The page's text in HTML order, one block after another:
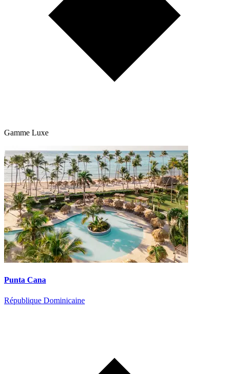
Gamme Luxe
Punta Cana
République Dominicaine